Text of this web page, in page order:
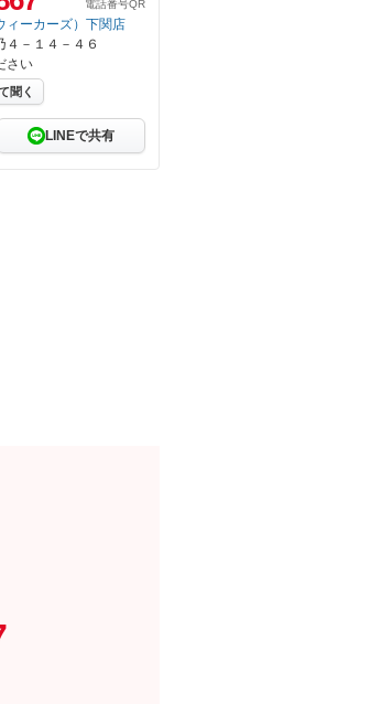
電話番号QR
ィーカーズ）下関店
４－１４－４６
さい
聞く
LINEで共有